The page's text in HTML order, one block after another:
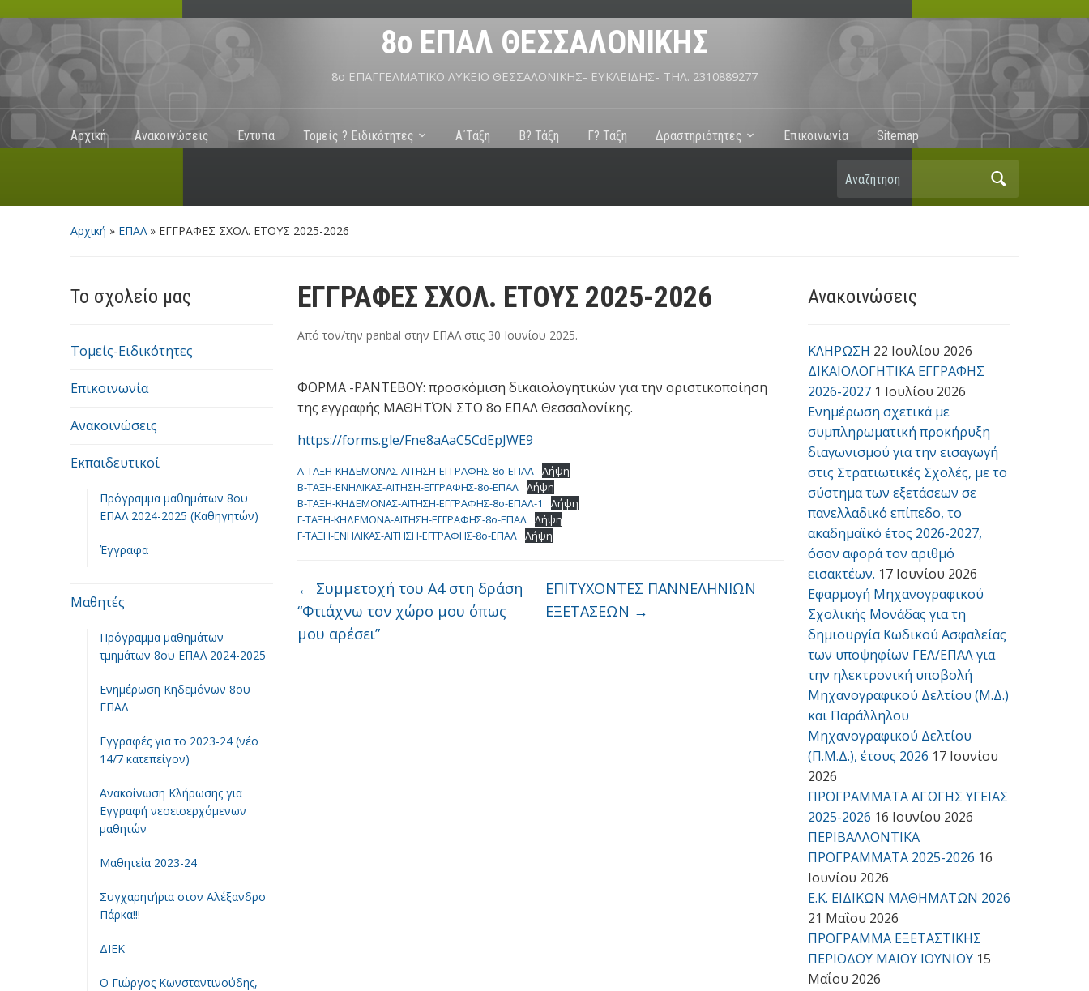
8ο ΕΠΑΛ ΘΕΣΣΑΛΟΝΙΚΗΣ
8ο ΕΠΑΓΓΕΛΜΑΤΙΚΟ ΛΥΚΕΙΟ ΘΕΣΣΑΛΟΝΙΚΗΣ- ΕΥΚΛΕΙΔΗΣ- ΤΗΛ. 2310889277
Αρχική Ανακοινώσεις Έντυπα Τομείς ? Ειδικότητες Α΄Τάξη Β? Τάξη Γ? Τάξη Δραστηριότητες Επικοινωνία Sitemap
Αναζήτηση
Αρχική » ΕΠΑΛ» ΕΓΓΡΑΦΕΣ ΣΧΟΛ. ΕΤΟΥΣ 2025-2026
Το σχολείο μας
Τομείς-Ειδικότητες
Επικοινωνία
Ανακοινώσεις
Εκπαιδευτικοί
Πρόγραμμα μαθημάτων 8ου
ΕΠΑΛ 2024-2025 (Καθηγητών)
Έγγραφα
Μαθητές
Πρόγραμμα μαθημάτων
τμημάτων 8ου ΕΠΑΛ 2024-2025
Ενημέρωση Κηδεμόνων 8ου
ΕΠΑΛ
Εγγραφές για το 2023-24 (νέο
14/7 κατεπείγον)
Ανακοίνωση Κλήρωσης για
Εγγραφή νεοεισερχόμενων
μαθητών
Μαθητεία 2023-24
Συγχαρητήρια στον Αλέξανδρο
Πάρκα!!!
ΔΙΕΚ
Ο Γιώργος Κωνσταντινούδης,
ΕΓΓΡΑΦΕΣ ΣΧΟΛ. ΕΤΟΥΣ 2025-2026
Από τον/την panbal στην ΕΠΑΛστις 30 Ιουνίου 2025.
ΦΟΡΜΑ -ΡΑΝΤΕΒΟΥ: προσκόμιση δικαιολογητικών για την οριστικοποίηση
της εγγραφής ΜΑΘΗΤΏΝ ΣΤΟ 8ο ΕΠΑΛ Θεσσαλονίκης.
https://forms.gle/Fne8aAaC5CdEpJWE9
Α-ΤΑΞΗ-ΚΗΔΕΜΟΝΑΣ-ΑΙΤΗΣΗ-ΕΓΓΡΑΦΗΣ-8ο-ΕΠΑΛ Λήψη
Β-ΤΑΞΗ-ΕΝΗΛΙΚΑΣ-ΑΙΤΗΣΗ-ΕΓΓΡΑΦΗΣ-8ο-ΕΠΑΛ Λήψη
Β-ΤΑΞΗ-ΚΗΔΕΜΟΝΑΣ-ΑΙΤΗΣΗ-ΕΓΓΡΑΦΗΣ-8ο-ΕΠΑΛ-1
Λήψη
Γ-ΤΑΞΗ-ΚΗΔΕΜΟΝΑ-ΑΙΤΗΣΗ-ΕΓΓΡΑΦΗΣ-8ο-ΕΠΑΛ Λήψη
Γ-ΤΑΞΗ-ΕΝΗΛΙΚΑΣ-ΑΙΤΗΣΗ-ΕΓΓΡΑΦΗΣ-8ο-ΕΠΑΛ Λήψη
← Συμμετοχή του Α4 στη δράση
“Φτιάχνω τον χώρο μου όπως
μου αρέσει”
ΕΠΙΤΥΧΟΝΤΕΣ ΠΑΝΝΕΛΗΝΙΩΝ
ΕΞΕΤΑΣΕΩΝ →
Ανακοινώσεις
ΚΛΗΡΩΣΗ 22 Ιουλίου 2026
ΔΙΚΑΙΟΛΟΓΗΤΙΚΑ ΕΓΓΡΑΦΗΣ
2026-2027 1 Ιουλίου 2026
Ενημέρωση σχετικά με
συμπληρωματική προκήρυξη
διαγωνισμού για την εισαγωγή
στις Στρατιωτικές Σχολές, με το
σύστημα των εξετάσεων σε
πανελλαδικό επίπεδο, το
ακαδημαϊκό έτος 2026-2027,
όσον αφορά τον αριθμό
εισακτέων. 17 Ιουνίου 2026
Εφαρμογή Μηχανογραφικού
Σχολικής Μονάδας για τη
δημιουργία Κωδικού Ασφαλείας
των υποψηφίων ΓΕΛ/ΕΠΑΛ για
την ηλεκτρονική υποβολή
Μηχανογραφικού Δελτίου (Μ.Δ.)
και Παράλληλου
Μηχανογραφικού Δελτίου
(Π.Μ.Δ.), έτους 2026 17 Ιουνίου
2026
ΠΡΟΓΡΑΜΜΑΤΑ ΑΓΩΓΗΣ ΥΓΕΙΑΣ
2025-2026 16 Ιουνίου 2026
ΠΕΡΙΒΑΛΛΟΝΤΙΚΑ
ΠΡΟΓΡΑΜΜΑΤΑ 2025-2026 16
Ιουνίου 2026
Ε.Κ. ΕΙΔΙΚΩΝ ΜΑΘΗΜΑΤΩΝ 2026
21 Μαΐου 2026
ΠΡΟΓΡΑΜΜΑ ΕΞΕΤΑΣΤΙΚΗΣ
ΠΕΡΙΟΔΟΥ ΜΑΙΟΥ ΙΟΥΝΙΟΥ 15
Μαΐου 2026